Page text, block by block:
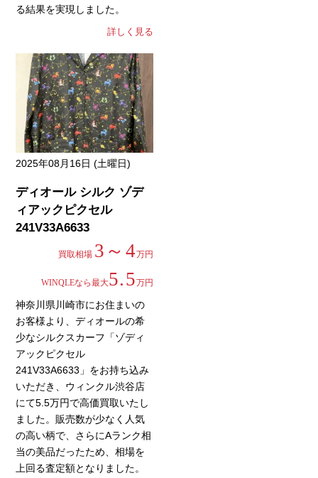
る結果を実現しました。
詳しく見る
2025年08月16日 (土曜日)
ディオール シルク ゾデ
ィアックピクセル
241V33A6633
買取相場 3～4万円
WINQLEなら最大5.5万円
神奈川県川崎市にお住まいの
お客様より、ディオールの希
少なシルクスカーフ「ゾディ
アックピクセル
241V33A6633」をお持ち込み
いただき、ウィンクル渋谷店
にて5.5万円で高価買取いたし
ました。販売数が少なく人気
の高い柄で、さらにAランク相
当の美品だったため、相場を
上回る査定額となりました。